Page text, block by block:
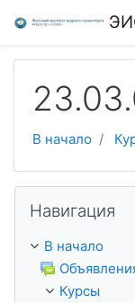
В начало
Навигация
В начало
Курсы